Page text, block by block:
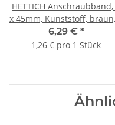
HETTICH
x 45mm, Kunststoff,
Stück
6,29 € *
1,26 € pro 1 Stück